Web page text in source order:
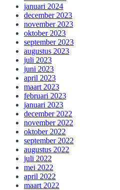
januari 2024
december 2023
november 2023
oktober 2023
september 2023
augustus 2023
juli 2023
juni 2023
april 2023
maart 2023
februari 2023
januari 2023
december 2022
november 2022
oktober 2022
september 2022
augustus 2022
juli 2022
mei 2022
april 2022
maart 2022